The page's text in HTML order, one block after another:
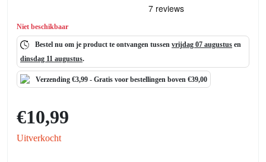
Niet beschikbaar
Bestel nu om je product te ontvangen tussen vrijdag 07 augustus en
dinsdag 11 augustus.
Verzending €3,99 - Gratis voor bestellingen boven €39,00
€10,99
Uitverkocht